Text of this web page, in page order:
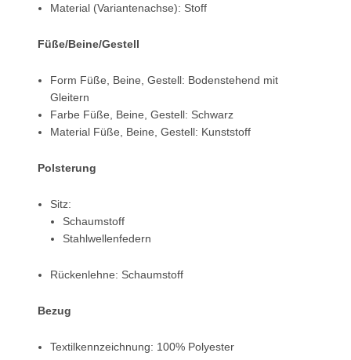
Material (Variantenachse): Stoff
Füße/Beine/Gestell
Form Füße, Beine, Gestell: Bodenstehend mit
Gleitern
Farbe Füße, Beine, Gestell: Schwarz
Material Füße, Beine, Gestell: Kunststoff
Polsterung
Sitz:
Schaumstoff
Stahlwellenfedern
Rückenlehne: Schaumstoff
Bezug
Textilkennzeichnung: 100% Polyester